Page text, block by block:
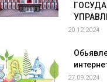
20.12.2024
27.09.2024